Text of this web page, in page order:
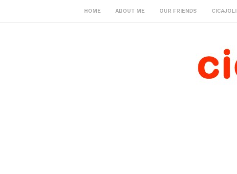
HOME ABOUT ME OUR FRIENDS CICAJOLI